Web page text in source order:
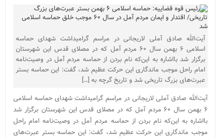
آیت‌الله صادق آملی لاریجانی در مراسم گرامیداشت شهدای حماسه
اسلامی ۶ بهمن سال ۶۰ مردم آمل که در مصلای قدس این شهرستان
برگزار شد بااشاره به این‌که نام بردن از حماسه مردم آمل در وصیت‌نامه
امام راحل موجب ماندگاری این حرکت عظیم شد، گفت: این حماسه بستر
عبرت‌های بزرگ تاریخی شد و تاریخ گرچه به […]
آیت‌الله صادق آملی لاریجانی در مراسم گرامیداشت شهدای حماسه اسلامی
۶ بهمن سال ۶۰ مردم آمل که در مصلای قدس این شهرستان برگزار شد
بااشاره به این‌که نام بردن از حماسه مردم آمل در وصیت‌نامه امام راحل
موجب ماندگاری این حرکت عظیم شد، گفت: این حماسه بستر عبرت‌های